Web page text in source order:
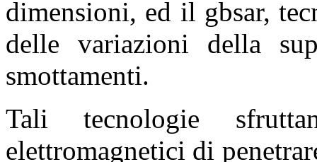
dimensioni, ed il gbsar,
delle variazioni della
smottamenti.
Tali tecnologie
elettromagnetici di